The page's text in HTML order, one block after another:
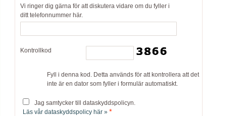
Vi ringer dig gärna för att diskutera vidare om du fyller i
ditt telefonnummer här.
Kontrollkod
Fyll i denna kod. Detta används för att kontrollera att det
inte är en dator som fyller i formulär automatiskt.
Jag samtycker till dataskyddspolicyn.
Läs vår dataskyddspolicy här » *